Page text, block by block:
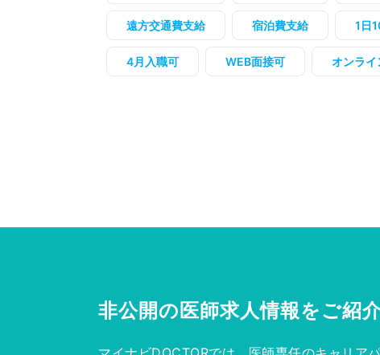
遠方交通費支給 宿泊費支給 1日
4月入職可 WEB面接可 オンライ
非公開の医師求人情報をご紹